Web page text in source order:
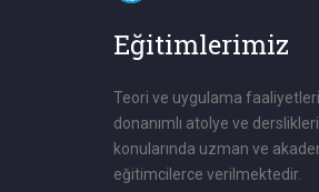
Eğitimlerimiz
Teori ve uygulama
donanımlı atolye ve
konularında uzman ve
eğitimcilerce verilmektedir.